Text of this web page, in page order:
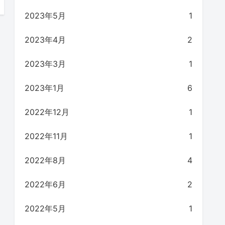
2023年5月 1
2023年4月 2
2023年3月 1
2023年1月 6
2022年12月 1
2022年11月 1
2022年8月 4
2022年6月 2
2022年5月 1